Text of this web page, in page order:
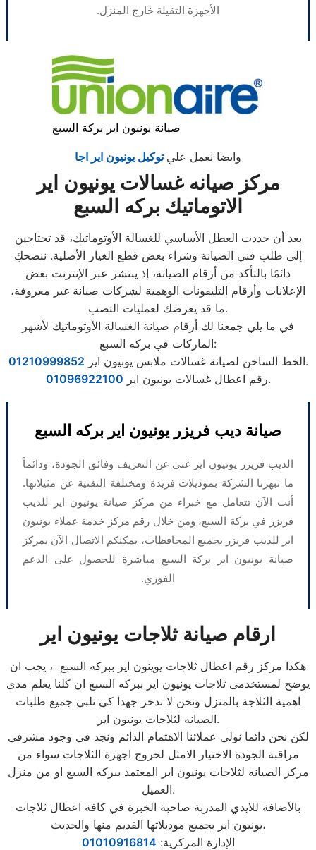
الأجهزة الثقيلة خارج المنزل.
صيانة يونيون اير بركة السبع
وايضا نعمل علي توكيل يونيون اير اجا
مركز صيانه غسالات يونيون اير
الاتوماتيك بركه السبع
بعد أن حددت العطل الأساسي للغسالة الأوتوماتيك، قد تحتاجين
إلى طلب فني الصيانة وشراء بعض قطع الغيار الأصلية. ننصحكِ
دائمًا بالتأكد من أرقام الصيانة، إذ ينتشر عبر الإنترنت بعض
الإعلانات وأرقام التليفونات الوهمية لشركات صيانة غير معروفة،
ما قد يعرضك لعمليات النصب.
في ما يلي جمعنا لك أرقام صيانة الغسالة الأوتوماتيك لأشهر
الماركات في بركه السبع:
الخط الساخن لصيانة غسالات ملابس يونيون اير 01210999852
.
رقم اعطال غسالات يونيون اير 01096922100 .
صيانة ديب فريزر يونيون اير بركه السبع
الديب فريزر يونيون اير غني عن التعريف وفائق الجودة، ودائماً
ما تبهرنا الشركة بموديلات فريدة ومختلفة التقنية عن مثيلاتها.
أنت الآن تتعامل مع خبراء من مركز صيانة يونيون اير للديب
فريزر في بركة السبع، ومن خلال رقم مركز خدمة عملاء يونيون
اير للديب فريزر بجميع المحافظات، يمكنكم الاتصال الآن بمركز
صيانة يونيون اير بركة السبع مباشرة للحصول على الدعم
الفوري.
ارقام صيانة ثلاجات يونيون اير
هكذا مركز رقم اعطال ثلاجات يوينون اير ببركه السبع ، يجب ان
يوضح لمستخدمى ثلاجات يونيون اير ببركه السبع ان كلنا يعلم مدى
اهمية الثلاجة بالمنزل ونحن لا ندخر جهدا كي نلبي جميع طلبات
الصيانه لثلاجات يونيون اير.
لكن نحن دائما نولي عملائنا الاهتمام الدائم ونجد في وجود مشرفي
مراقبة الجودة الاختيار الامثل لخروج اجهزة الثلاجات سواء من
مركز الصيانه لثلاجات يونيون اير المعتمد ببركه السبع او من منزل
العميل.
بالأضافة للايدي المدربة صاحبة الخبرة في كافة اعطال ثلاجات
يونيون اير بجميع موديلاتها القديم منها والحديث،
الإدارة المركزية: 01010916814